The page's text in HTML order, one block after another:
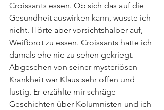
Croissants essen. Ob sich das auf die
Gesundheit auswirken kann, wusste ich
nicht. Hörte aber vorsichtshalber auf,
Weißbrot zu essen. Croissants hatte ich
damals ehe nie zu sehen gekriegt.
Abgesehen von seiner mysteriösen
Krankheit war Klaus sehr offen und
lustig. Er erzählte mir schräge
Geschichten über Kolumnisten und ich